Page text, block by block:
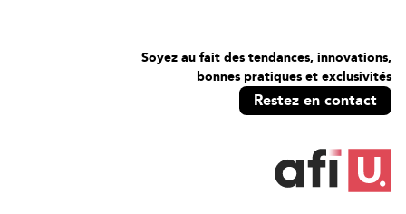
Soyez au fait des tendances, innovations,
bonnes pratiques et exclusivités
Restez en contact